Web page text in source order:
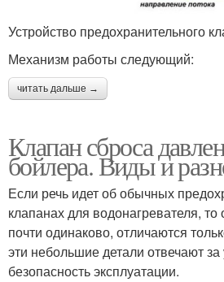
Устройство предохранительного
Механизм работы следующий:
читать дальше →
Клапан сброса
бойлера. Виды и
Если речь идет об обычных
клапанах для водонагревателя,
почти одинаково, отличаются
эти небольшие детали отвечают за
безопасность эксплуатации.